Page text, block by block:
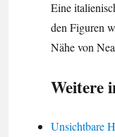
Eine
den Figuren
Nähe von
Weitere
Unsichtbare